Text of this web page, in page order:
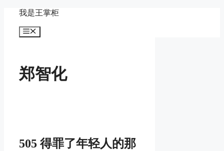
content
我是王掌柜
Menu
郑智化
505 得罪了年轻人的那